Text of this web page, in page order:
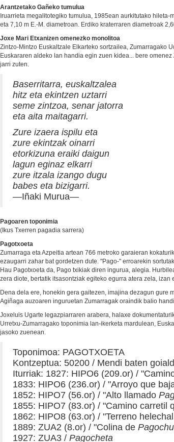
Arantzetako Gañeko tumulua
Iruarrieta megalitotegiko tumulua, 1985ean aurkitutako
eta 7,10 m E.-M. diametroan. Erdiko kraterraren diametroak
Joxe Mari Etxanizen omenezko monolitoa
Zintzo-Mintzo Euskaltzale Elkarteko sortzailea, Zumarragako
Euskararen aldeko lan handia egin zuen kidea... bere
jarri zuten.
Baserritarra, euskaltzalea
hitz eta ekintzen uztarri
seme zintzoa, senar jatorra
eta aita maitagarri.
Zure izaera ispilu eta
zure ekintzak oinarri
etorkizuna eraiki daigun
lagun eginaz elkarri
zure itzala izango dugu
babes eta bizigarri.
—Iñaki Murua—
Pagoaren toponimia
(Ikus Txerren pagadia sarrera)
Pagotxoeta
Zumarraga eta Azpeitia artean 766 metroko garaieran
ezaugarri zahar bat gordetzen dute. "Pago-" erroarekin
Hau Pagotxoeta da, Pago txikiak diren ingurua, alegia.
zera diote, bertatik itsasontziak egiteko egurra atera zela,
Dena dela ere, honekin gera gaitezen, imajina dezagun gure
Agiñaga auzoaren inguruetan Zumarragak oraindik balio
Joxeluis Ugarte legazpiarraren arabera, halaxe
Urretxu-Zumarragako toponimia lan-ikerketa mardulean,
jasoko zuenean.
Toponimoa: PAGOTXOETA
Kontzeptua: 50200 / Mendi baten
Iturriak: 1827: HIPO6 (209.or) /
1833: HIPO6 (236.or) / "Arroyo que
1852: HIPO7 (56.or) / "Alto llamado
1855: HIPO7 (83.or) / "Camino carretil
1862: HIPO8 (63.or) / "Terreno
1889: ZUA2 (8.or) / "Colina de
1927: ZUA3 / Pagocheta